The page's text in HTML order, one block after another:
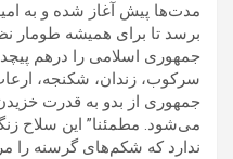
مدت‌ها پیش آغاز شده و به
برسد تا برای همیشه طومار
جمهوری اسلامی را درهم پیچد
سرکوب، زندان، شکنجه،
جمهوری از بدو به قدرت
می‌شود. مطمئنا” این سلاح
ندارد که شکم‌های گرسنه را